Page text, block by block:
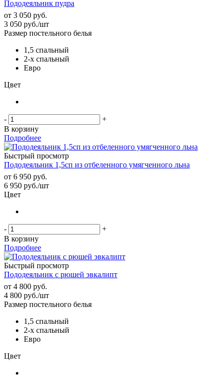
Пододеяльник пудра
от 3 050 руб.
3 050 руб./шт
Размер постельного белья
1,5 спальный
2-х спальный
Евро
Цвет
-
+
В корзину
Подробнее
Быстрый просмотр
Пододеяльник 1,5сп из отбеленного умягченного льна
от 6 950 руб.
6 950 руб./шт
Цвет
-
+
В корзину
Подробнее
Быстрый просмотр
Пододеяльник с рюшей эвкалипт
от 4 800 руб.
4 800 руб./шт
Размер постельного белья
1,5 спальный
2-х спальный
Евро
Цвет